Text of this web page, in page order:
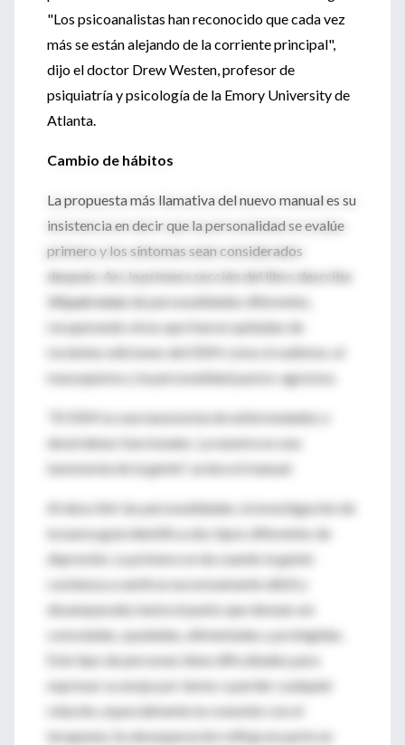
"Los psicoanalistas han reconocido que cada vez
más se están alejando de la corriente principal",
dijo el doctor Drew Westen, profesor de
psiquiatría y psicología de la Emory University de
Atlanta.
Cambio de hábitos
La propuesta más llamativa del nuevo manual es su
insistencia en decir que la personalidad se evalúe
primero y los síntomas sean considerados
después. Así, la primera sección del libro describe
14 patronesde personalidades diferentes,
recuperando otras que fueron quitadas de
recientes ediciones del DSM como el sadismo, el
masoquismo y la personalidad pasivo-agresiva.
"El DSM es una taxonomía de enfermedades o
desórdenes funcionales. La nuestra es una
taxonomía de la gente", aclara el manual.
Al describir las personalidades, la investigación de
la nueva guía identifica dos tipos diferentes de
depresión. La primera se da cuando la gente
comienza a sentirse excesivamente débil y
desamparada, hasta el punto que desean ser
consoladas, ayudadas, alimentadas y protegidas.
Este tipo de personas tiene dificultades para
expresar su enojo por temor a perder cualquier
relación, especialmente la conexión con el
terapeuta. Su desesperación refleja en parte un